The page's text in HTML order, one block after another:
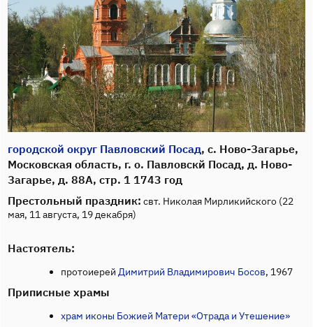
городской округ Павловский Посад, с. Ново-Загарье,
Московская область, г. о. Павловскй Посад, д. Ново-
Загарье, д. 88А, стр. 1 1743 год
Престольный праздник: свт. Николая Мирликийского (22
мая, 11 августа, 19 декабря)
Настоятель:
протоиерей Димитрий Владимирович Босов, 1967
Приписные храмы
храм иконы Божией Матери «Отрада и Утешение»